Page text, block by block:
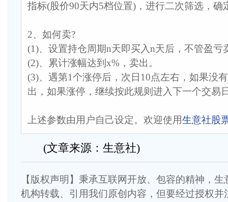
指标(股价90天内5档位置)，进行二次筛选，确
2、如何卖?
(1)、设置持仓周期n天即买入n天后，不管盈亏
(2)、累计涨幅达到x%，卖出。
(3)、遇第1个涨停后，次日10点左右，如果没
出，如果涨停，继续按此规则进入下一个交易
上述参数由用户自己设定。欢迎使用生意社股
(文章来源：生意社)
【版权声明】秉承互联网开放、包容的精神，
机构转载、引用我们原创内容，但要经过授权并